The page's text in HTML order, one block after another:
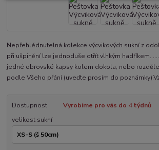
Nepřehlédnutelná kolekce výcvikových sukní z
při ušpinění lze jednoduše otřít vlhkým hadříkem.
jedné obrovské kapsy kolem dokola, nebo
podle Všeho přání (uveďte prosím do
Dostupnost
Vyrobíme pro vás do 4 týdnů
velikost sukní